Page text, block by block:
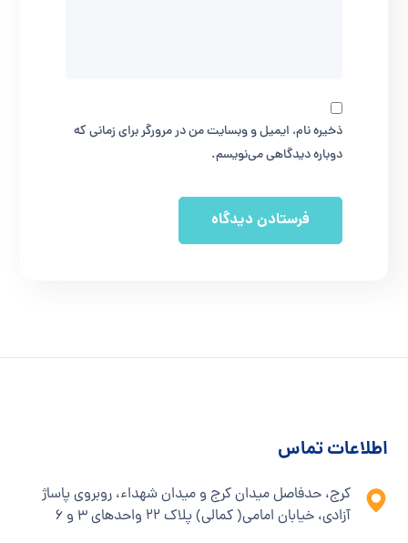
ذخیره نام، ایمیل و وبسایت من در مرورگر برای زمانی که
دوباره دیدگاهی می‌نویسم.
اطلاعات تماس
کرج، حدفاصل میدان کرج و میدان شهداء، روبروی پاساژ
آزادی، خیابان امامی( کمالی) پلاک ۲۲ واحدهای ۳ و ۶